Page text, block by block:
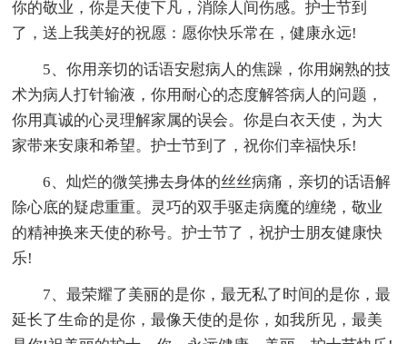
你的敬业，你是天使下凡，消除人间伤感。护士节到
了，送上我美好的祝愿：愿你快乐常在，健康永远!
5、你用亲切的话语安慰病人的焦躁，你用娴熟的技
术为病人打针输液，你用耐心的态度解答病人的问题，
你用真诚的心灵理解家属的误会。你是白衣天使，为大
家带来安康和希望。护士节到了，祝你们幸福快乐!
6、灿烂的微笑拂去身体的丝丝病痛，亲切的话语解
除心底的疑虑重重。灵巧的双手驱走病魔的缠绕，敬业
的精神换来天使的称号。护士节了，祝护士朋友健康快
乐!
7、最荣耀了美丽的是你，最无私了时间的是你，最
延长了生命的是你，最像天使的是你，如我所见，最美